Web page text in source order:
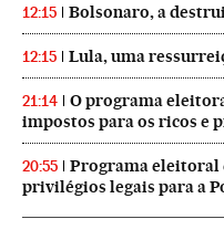
12:15 Bolsonaro, a
12:15 Lula, uma
21:14
O programa
impostos para os ricos e
20:55
Programa eleitoral
privilégios legais para a